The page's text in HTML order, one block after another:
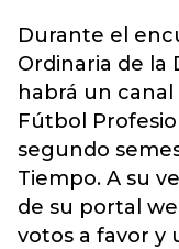
Durante el
Ordinaria de la
habrá un
Fútbol
segundo
Tiempo. A su
de su portal
votos a favor y